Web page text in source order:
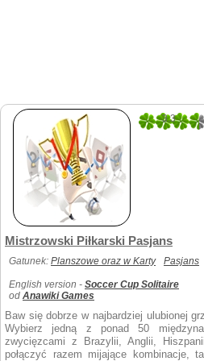
3.3
Mistrzowski Piłkarski Pasjans
Gatunek: Planszowe oraz w Karty Pasjans
English version - Soccer Cup Solitaire
od Anawiki Games
Baw się dobrze w najbardziej ulubionej
Wybierz jedną z ponad 50
zwycięzcami z Brazylii, Anglii,
połączyć razem mijające kombinacje,